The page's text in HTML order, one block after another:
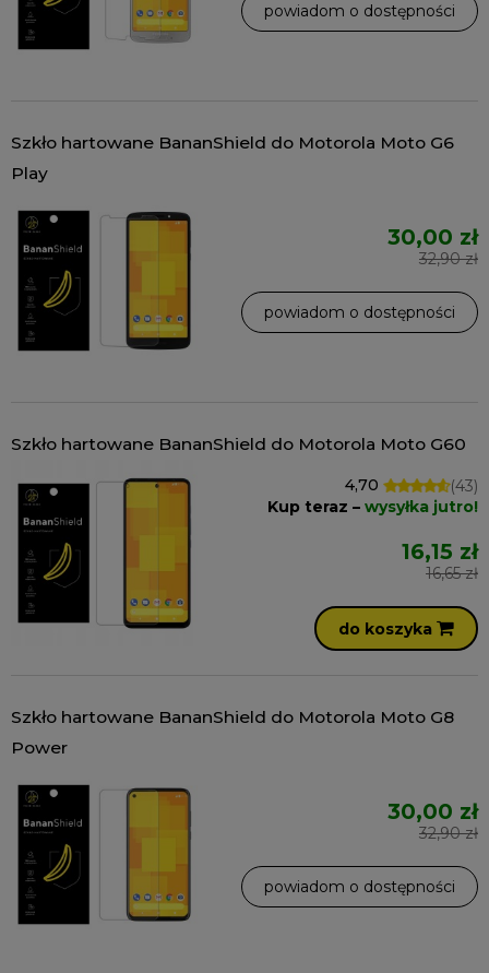
powiadom o dostępności
Szkło hartowane BananShield do Motorola Moto G6
Play
30,00 zł
32,90 zł
powiadom o dostępności
Szkło hartowane BananShield do Motorola Moto G60
4,70
(43)
Kup teraz – wysyłka jutro!
16,15 zł
16,65 zł
do koszyka
Szkło hartowane BananShield do Motorola Moto G8
Power
30,00 zł
32,90 zł
powiadom o dostępności